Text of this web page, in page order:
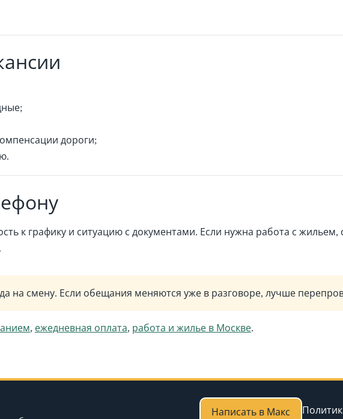
дороги;
к графику и ситуацию с документами. Если нужна работа с
на смену. Если обещания меняются уже в разговоре, лучше
, ежедневная оплата, работа и жилье в Москве.
Написать в Макс